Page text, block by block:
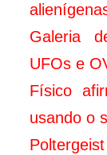
Galeria
UFOs e
Físico
usando o